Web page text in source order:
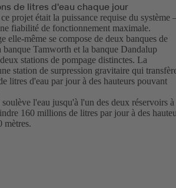
de litres d'eau chaque jour
projet était la puissance requise du système
fiabilité de fonctionnement maximale.
elle-même se compose de deux banques de
banque Tamworth et la banque Dandalup
stations de pompage distinctes. La
station de surpression gravitaire qui
litres d'eau par jour à des hauteurs pouvant
l'eau jusqu'à l'un des deux réservoirs à
160 millions de litres par jour à des
mètres.